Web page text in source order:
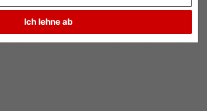
Ich lehne ab